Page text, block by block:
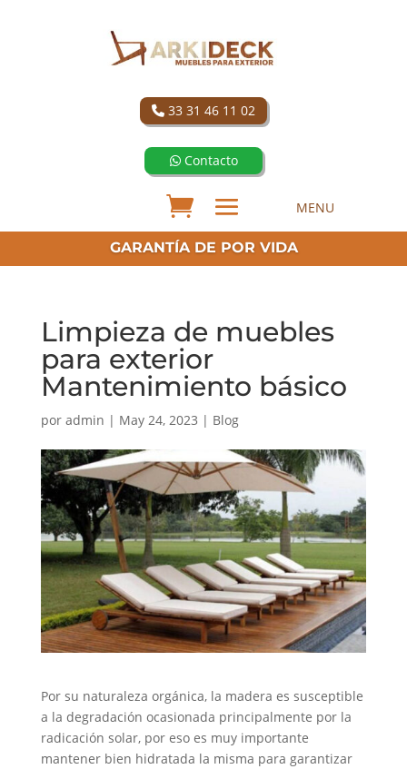
33 31 46 11 02
Contacto
GARANTÍA DE POR VIDA
Limpieza de muebles
para exterior
Mantenimiento básico
por admin | May 24, 2023 | Blog
Por su naturaleza orgánica, la madera es susceptible
a la degradación ocasionada principalmente por la
radicación solar, por eso es muy importante
mantener bien hidratada la misma para garantizar